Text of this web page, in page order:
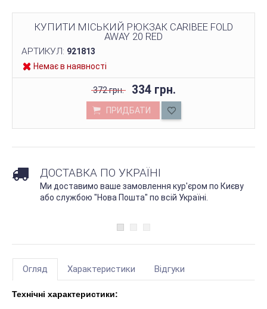
КУПИТИ МІСЬКИЙ РЮКЗАК CARIBEE FOLD
AWAY 20 RED
АРТИКУЛ: 921813
Немає в наявності
372 грн. 334 грн.
ПРИДБАТИ
ДОСТАВКА ПО УКРАЇНІ
Ми доставимо ваше замовлення кур'єром по Києву
або службою "Нова Пошта" по всій Україні.
Огляд Характеристики Відгуки
Технічні характеристики: